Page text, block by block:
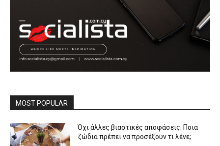
MOST POPULAR
Όχι άλλες βιαστικές αποφάσεις: Ποια
ζώδια πρέπει να προσέξουν τι λένε;